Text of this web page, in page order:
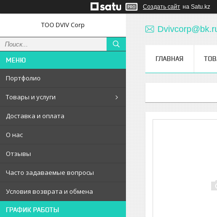
Создать сайт на Satu.kz
ТОО DVIV Corp
Портфолио
Товары и услуги
Доставка и оплата
О нас
Отзывы
Часто задаваемые вопросы
Условия возврата и обмена
ГРАФИК РАБОТЫ
ГЛАВНАЯ